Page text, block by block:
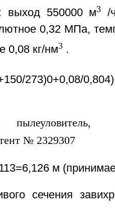
выход 550000 м3
/
0,32 МПа,
0,08 кг/нм3.
273)0+0,08/
м
сечения